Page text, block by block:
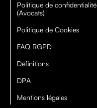
Politique de confidentialité
(Avocats)
Politique de Cookies
FAQ RGPD
Définitions
DPA
Mentions légales